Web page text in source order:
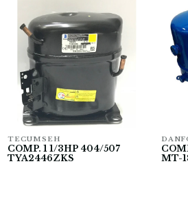
TECUMSEH
COMP. 1 1/3HP 404/507
TYA2446ZKS
MT-